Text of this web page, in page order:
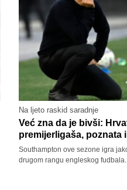
Na ljeto raskid saradnje
Već zna da je bivši:
premijerligaša, poznata
Southampton ove sezone igra
drugom rangu engleskog fudbala.